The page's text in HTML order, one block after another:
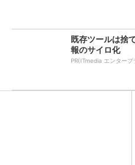
既存ツールは捨
報のサイロ化
PR(ITmedia エンタープ